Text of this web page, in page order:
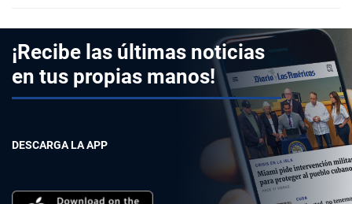
¡Recibe las últimas noticias
en tus propias manos!
DESCARGA LA APP